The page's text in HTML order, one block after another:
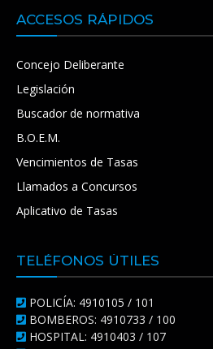
ACCESOS RÁPIDOS
Concejo Deliberante
Legislación
Buscador de normativa
B.O.E.M.
Vencimientos de Tasas
Llamados a Concursos
Aplicativo de Tasas
TELÉFONOS ÚTILES
POLICÍA: 4910105 / 101
BOMBEROS: 4910733 / 100
HOSPITAL: 4910403 / 107